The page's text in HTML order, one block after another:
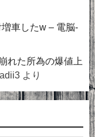
増車したw – 電脳-
れた所為の爆値上
より